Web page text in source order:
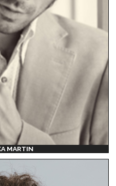
MARTIN